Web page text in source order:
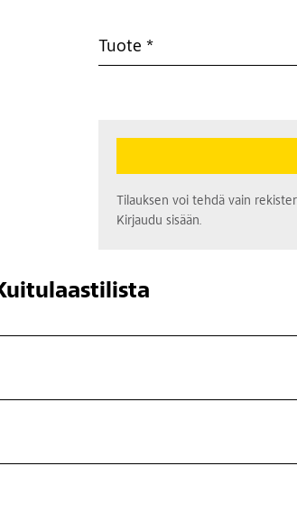
Tuote *
Tilauksen voi tehdä vain
Kirjaudu sisään.